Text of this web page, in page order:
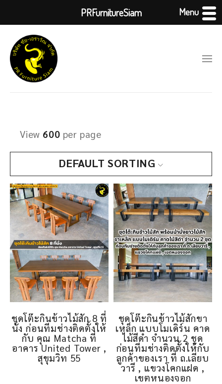
DEFAULT SORTING
View 600 per page
ชุดโต๊ะกินข้าวไม้สัก 8 ที่
นั่ง ก่อนทีมช่างติดตั้งให้
กับ คุณ Matcha ที่
อาคาร United Tower ,
สุขุมวิท 55
ชุดโต๊ะกินข้าวไม้สักขา
เหล็ก แบบโมเดิร์น คาด
ไม้สีดำ จำนวน 2 ชุด
ก่อนทีมช่างติดตั้งให้กับ
ลูกค้าของเรา ที่ ถ.เลียบ
วารี , แขวงโคกแฝด ,
เขตหนองจอก
PRFurnitureSiam Menu